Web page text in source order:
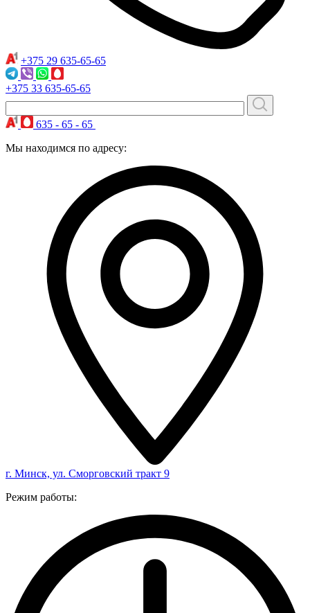
+375 29 635-65-65
+375 33 635-65-65
635 - 65 - 65
Мы находимся по адресу:
г. Минск, ул. Сморговский тракт 9
Режим работы: